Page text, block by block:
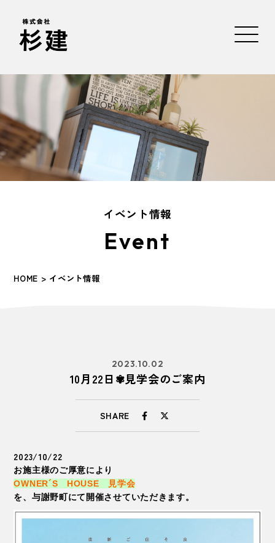
イベント情報
Event
HOME > イベント情報
2023.10.02
10月22日✾見学会のご案内
SHARE
2023/10/22
お施主様のご厚意により
OWNER´S HOUSE 見学会
を、与謝野町にて開催させていただきます。